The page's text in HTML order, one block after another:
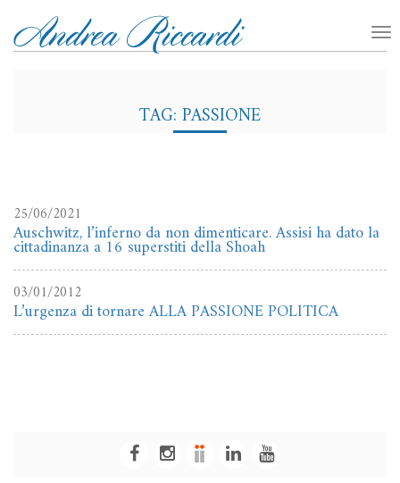
TAG: PASSIONE
25/06/2021
Auschwitz, l’inferno da non dimenticare. Assisi ha dato la
cittadinanza a 16 superstiti della Shoah
03/01/2012
L’urgenza di tornare ALLA PASSIONE POLITICA